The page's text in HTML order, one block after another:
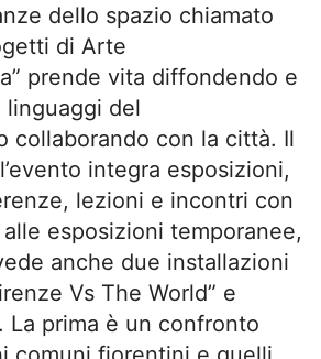
dello spazio chiamato
di Arte
prende vita diffondendo e
linguaggi del
collaborando con la città. Il
integra esposizioni,
lezioni e incontri con
esposizioni temporanee,
anche due installazioni
Vs The World” e
La prima è un confronto